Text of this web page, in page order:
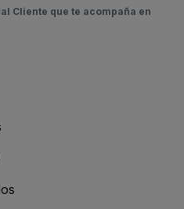
Cliente que te acompaña en